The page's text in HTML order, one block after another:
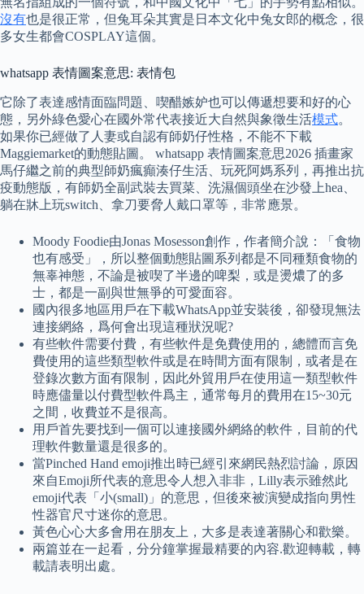
沒有也是很正常，但兔耳朵其實是日本文化中兔女郎的概念，很
多女生都會COSPLAY這個。
whatsapp 表情圖案意思: 表情包
它除了表達感情面臨問題、喫醋嫉妒也可以傳遞想要和好的心
態，另外綠色愛心在國外常代表接近大自然與象徵生活模式。
如果你已經做了人妻或自認有師奶仔性格，不能不下載
Maggiemarket的動態貼圖。 whatsapp 表情圖案意思2026 插畫家
馬仔繼之前的典型師奶瘋癲湊仔生活、玩死阿媽系列，再推出抗
疫動態版，有師奶全副武裝去買菜、洗濕個頭坐在沙發上hea、
躺在牀上玩switch、拿刀要脅人戴口罩等，非常應景。
Moody Foodie由Jonas Mosesson創作，作者簡介說：「食物
也有感受」，所以整個動態貼圖系列都是不同種類食物的
無辜神態，不論是被喫了半邊的啤梨，或是燙燶了的多
士，都是一副與世無爭的可愛面容。
國內很多地區用戶在下載WhatsApp並安裝後，卻發現無法
連接網絡，爲何會出現這種狀況呢?
有些軟件需要付費，有些軟件是免費使用的，總體而言免
費使用的這些類型軟件或是在時間方面有限制，或者是在
登錄次數方面有限制，因此外貿用戶在使用這一類型軟件
時應儘量以付費型軟件爲主，通常每月的費用在15~30元
之間，收費並不是很高。
用戶首先要找到一個可以連接國外網絡的軟件，目前的代
理軟件數量還是很多的。
當Pinched Hand emoji推出時已經引來網民熱烈討論，原因
來自Emoji所代表的意思令人想入非非，Lilly表示雖然此
emoji代表「小(small)」的意思，但後來被演變成指向男性
性器官尺寸迷你的意思。
黃色心心大多會用在朋友上，大多是表達著關心和歡樂。
兩篇並在一起看，分分鐘掌握最精要的內容.歡迎轉載，轉
載請表明出處。